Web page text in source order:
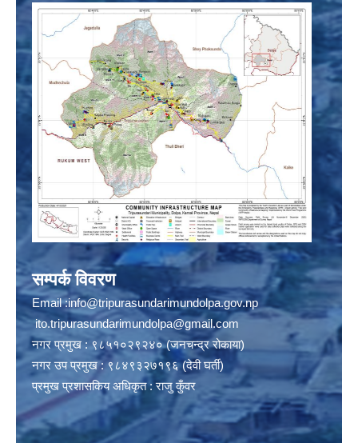
सम्पर्क विवरण
Email :info@tripurasundarimundolpa.gov.np
ito.tripurasundarimundolpa@gmail.com
नगर प्रमुख : ९८५१०२९२४० (जनचन्द्र रोकाया)
नगर उप प्रमुख : ९८४९३२७१९६ (देवी घर्ती)
प्रमुख प्रशासकिय अधिकृत : राजु कुँवर